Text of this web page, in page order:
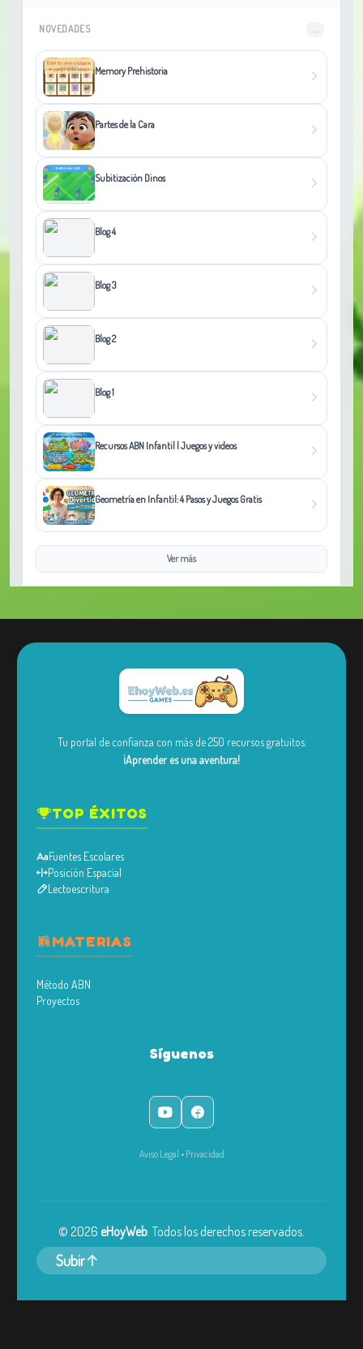
NOVEDADES
Memory Prehistoria
Partes de la Cara
Subitización Dinos
Blog 4
Blog 3
Blog 2
Blog 1
Recursos ABN Infantil | Juegos y videos
Geometría en Infantil: 4 Pasos y Juegos Gratis
Ver más
Tu portal de confianza con más de 250 recursos gratuitos.
¡Aprender es una aventura!
TOP ÉXITOS
Fuentes Escolares
Posición Espacial
Lectoescritura
MATERIAS
Método ABN
Proyectos
Síguenos
Aviso Legal • Privacidad
© 2026 eHoyWeb. Todos los derechos reservados.
Subir